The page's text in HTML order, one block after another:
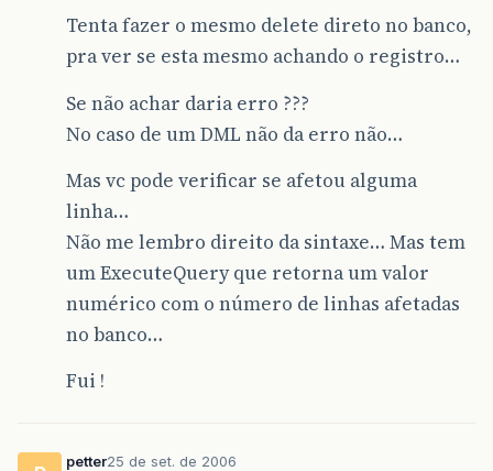
Tenta fazer o mesmo delete direto no banco,
pra ver se esta mesmo achando o registro…
Se não achar daria erro ???
No caso de um DML não da erro não…
Mas vc pode verificar se afetou alguma
linha…
Não me lembro direito da sintaxe… Mas tem
um ExecuteQuery que retorna um valor
numérico com o número de linhas afetadas
no banco…
Fui !
petter25 de set. de 2006